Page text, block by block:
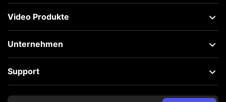
Video Produkte
Unternehmen
Support